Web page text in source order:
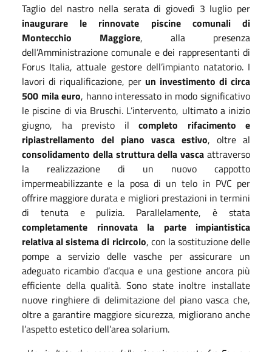
Taglio del nastro nella serata di giovedì 3 luglio per
inaugurare le rinnovate piscine comunali di
Montecchio Maggiore, alla presenza
dell’Amministrazione comunale e dei rappresentanti di
Forus Italia, attuale gestore dell’impianto natatorio. I
lavori di riqualificazione, per un investimento di circa
500 mila euro, hanno interessato in modo significativo
le piscine di via Bruschi. L’intervento, ultimato a inizio
giugno, ha previsto il completo rifacimento e
ripiastrellamento del piano vasca estivo, oltre al
consolidamento della struttura della vasca attraverso
la realizzazione di un nuovo cappotto
impermeabilizzante e la posa di un telo in PVC per
offrire maggiore durata e migliori prestazioni in termini
di tenuta e pulizia. Parallelamente, è stata
completamente rinnovata la parte impiantistica
relativa al sistema di ricircolo, con la sostituzione delle
pompe a servizio delle vasche per assicurare un
adeguato ricambio d’acqua e una gestione ancora più
efficiente della qualità. Sono state inoltre installate
nuove ringhiere di delimitazione del piano vasca che,
oltre a garantire maggiore sicurezza, migliorano anche
l’aspetto estetico dell’area solarium.